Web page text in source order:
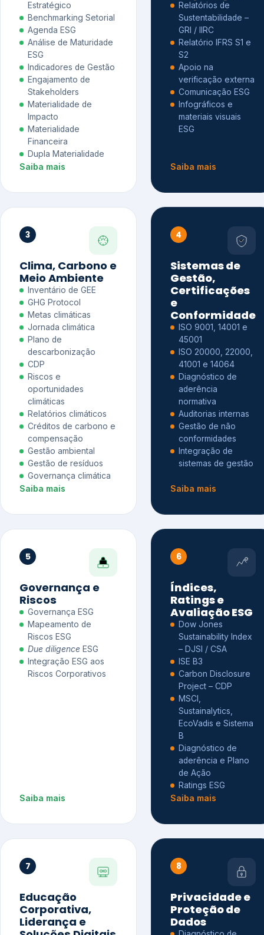
Estratégico
Benchmarking Setorial
Agenda ESG
Análise de Maturidade
ESG
Indicadores de Gestão
Engajamento de
Stakeholders
Materialidade de
Impacto
Materialidade
Financeira
Dupla Materialidade
Saiba mais
Relatórios de
Sustentabilidade –
GRI / IIRC
Relatório IFRS S1 e
S2
Apoio na
verificação externa
Comunicação ESG
Infográficos e
materiais visuais
ESG
Saiba mais
3
Clima, Carbono e
Meio Ambiente
Inventário de GEE
GHG Protocol
Metas climáticas
Jornada climática
Plano de
descarbonização
CDP
Riscos e
oportunidades
climáticas
Relatórios climáticos
Créditos de carbono e
compensação
Gestão ambiental
Gestão de resíduos
Governança climática
Saiba mais
4
Sistemas de
Gestão,
Certificações
e
Conformidade
ISO 9001, 14001 e
45001
ISO 20000, 22000,
41001 e 14064
Diagnóstico de
aderência
normativa
Auditorias internas
Gestão de não
conformidades
Integração de
sistemas de gestão
Saiba mais
5
Governança e
Riscos
Governança ESG
Mapeamento de
Riscos ESG
Due diligence ESG
Integração ESG aos
Riscos Corporativos
Saiba mais
6
Índices,
Ratings e
Avaliação ESG
Dow Jones
Sustainability Index
– DJSI / CSA
ISE B3
Carbon Disclosure
Project – CDP
MSCI,
Sustainalytics,
EcoVadis e Sistema
B
Diagnóstico de
aderência e Plano
de Ação
Ratings ESG
Saiba mais
7
Educação
Corporativa,
Liderança e
8
Privacidade e
Proteção de
Dados